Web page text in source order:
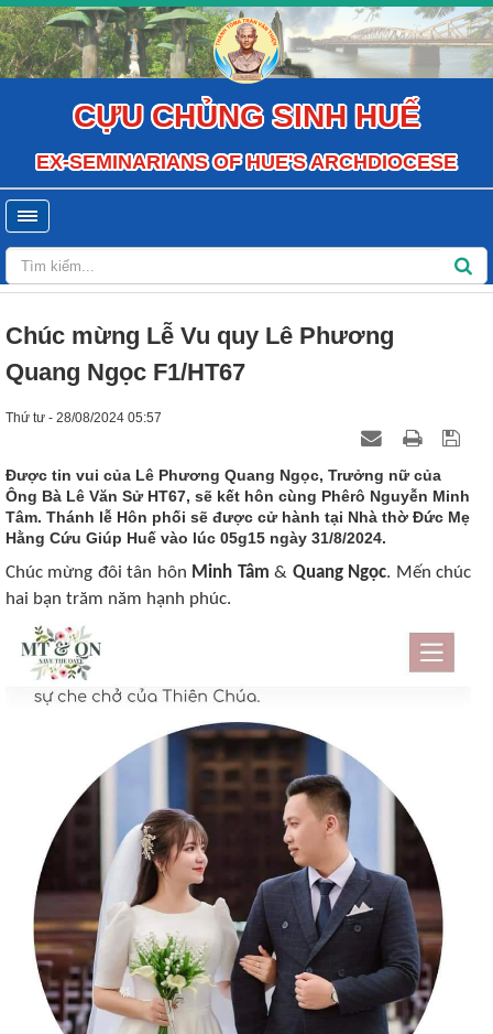
CỰU CHỦNG SINH HUẾ
EX-SEMINARIANS OF HUE'S ARCHDIOCESE
Chúc mừng Lễ Vu quy Lê Phương
Quang Ngọc F1/HT67
Thứ tư - 28/08/2024 05:57
Được tin vui của Lê Phương Quang Ngọc, Trưởng nữ của
Ông Bà Lê Văn Sử HT67, sẽ kết hôn cùng Phêrô Nguyễn Minh
Tâm. Thánh lễ Hôn phối sẽ được cử hành tại Nhà thờ Đức Mẹ
Hằng Cứu Giúp Huế vào lúc 05g15 ngày 31/8/2024.
Chúc mừng đôi tân hôn Minh Tâm & Quang Ngọc. Mến chúc
hai bạn trăm năm hạnh phúc.